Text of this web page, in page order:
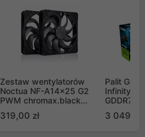
Zestaw wentylatorów
Noctua NF-A14x25 G2
PWM chromax.black
Push Pull (2szt)
319,00 zł
Palit
Infinity 3
GDDR7
GB2050S)
3 049,00